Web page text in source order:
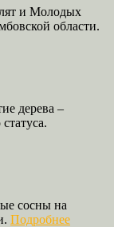
и Молодых
области.
дерева –
сосны на
Подробнее